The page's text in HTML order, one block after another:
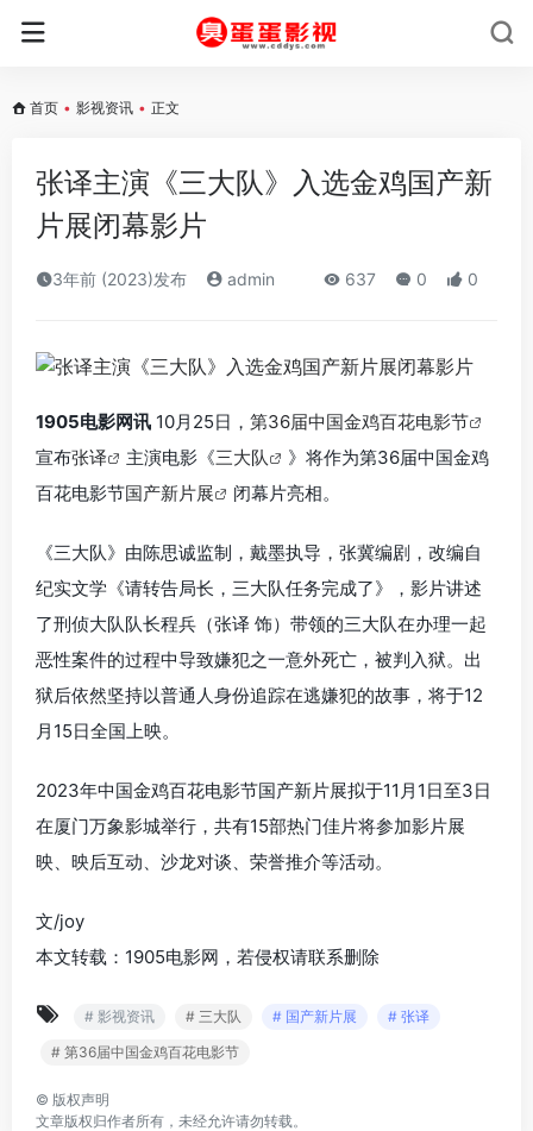
首页 • 影视资讯 • 正文
张译主演《三大队》入选金鸡国产新
片展闭幕影片
3年前 (2023)发布 admin 637 0 0
1905电影网讯 10月25日， 第36届中国金鸡百花电影节
宣布张译 主演电影《三大队
》将作为第36届中国金鸡
百花电影节国产新片展 闭幕片亮相。
《三大队》由陈思诚监制，戴墨执导，张冀编剧，改编自
纪实文学《请转告局长，三大队任务完成了》，影片讲述
了刑侦大队队长程兵（张译 饰）带领的三大队在办理一起
恶性案件的过程中导致嫌犯之一意外死亡，被判入狱。出
狱后依然坚持以普通人身份追踪在逃嫌犯的故事，将于12
月15日全国上映。
2023年中国金鸡百花电影节国产新片展拟于11月1日至3日
在厦门万象影城举行，共有15部热门佳片将参加影片展
映、映后互动、沙龙对谈、荣誉推介等活动。
文/joy
本文转载：1905电影网，若侵权请联系删除
# 影视资讯 # 三大队 # 国产新片展
# 张译
# 第36届中国金鸡百花电影节
© 版权声明
文章版权归作者所有，未经允许请勿转载。